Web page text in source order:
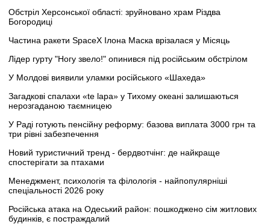
Обстріл Херсонської області: зруйновано храм Різдва
Богородиці
Частина ракети SpaceX Ілона Маска врізалася у Місяць
Лідер гурту "Ногу звело!" опинився під російським обстрілом
У Молдові виявили уламки російського «Шахеда»
Загадкові спалахи «te lapa» у Тихому океані залишаються
нерозгаданою таємницею
У Раді готують пенсійну реформу: базова виплата 3000 грн та
три рівні забезпечення
Новий туристичний тренд - бердвотчінг: де найкраще
спостерігати за птахами
Менеджмент, психологія та філологія - найпопулярніші
спеціальності 2026 року
Російська атака на Одеський район: пошкоджено сім житлових
будинків, є постраждалий